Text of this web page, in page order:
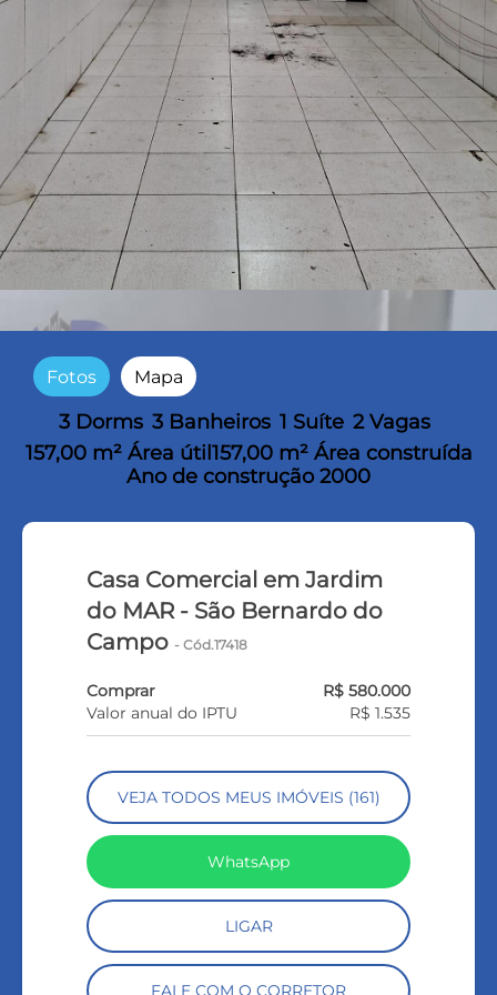
Fotos Mapa
3 Dorms 3 Banheiros 1 Suíte 2 Vagas
157,00 m² Área útil 157,00 m² Área construída
Ano de construção 2000
Casa Comercial em Jardim
do MAR - São Bernardo do
Campo - Cód.17418
Comprar
R$ 580.000
Valor anual do IPTU
R$ 1.535
VEJA TODOS MEUS IMÓVEIS (161)
WhatsApp
LIGAR
FALE COM O CORRETOR